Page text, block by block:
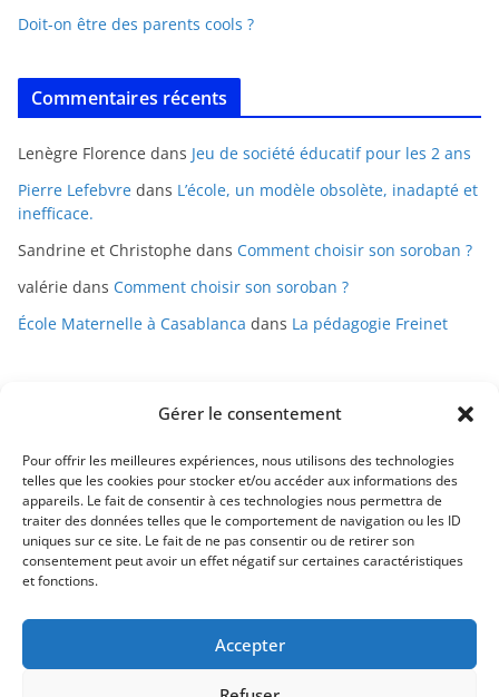
Gérer le consentement
Pour offrir les meilleures expériences, nous utilisons des technologies
telles que les cookies pour stocker et/ou accéder aux informations des
appareils. Le fait de consentir à ces technologies nous permettra de
traiter des données telles que le comportement de navigation ou les ID
uniques sur ce site. Le fait de ne pas consentir ou de retirer son
consentement peut avoir un effet négatif sur certaines caractéristiques
et fonctions.
Accepter
Doit-on être des parents cools ?
Commentaires récents
Lenègre Florence dans Jeu de société éducatif pour les 2 ans
Pierre Lefebvre dans L’école, un modèle obsolète, inadapté et
inefficace.
Sandrine et Christophe dans Comment choisir son soroban ?
valérie dans Comment choisir son soroban ?
École Maternelle à Casablanca dans La pédagogie Freinet
Mentions légales
Conditions générales de vente